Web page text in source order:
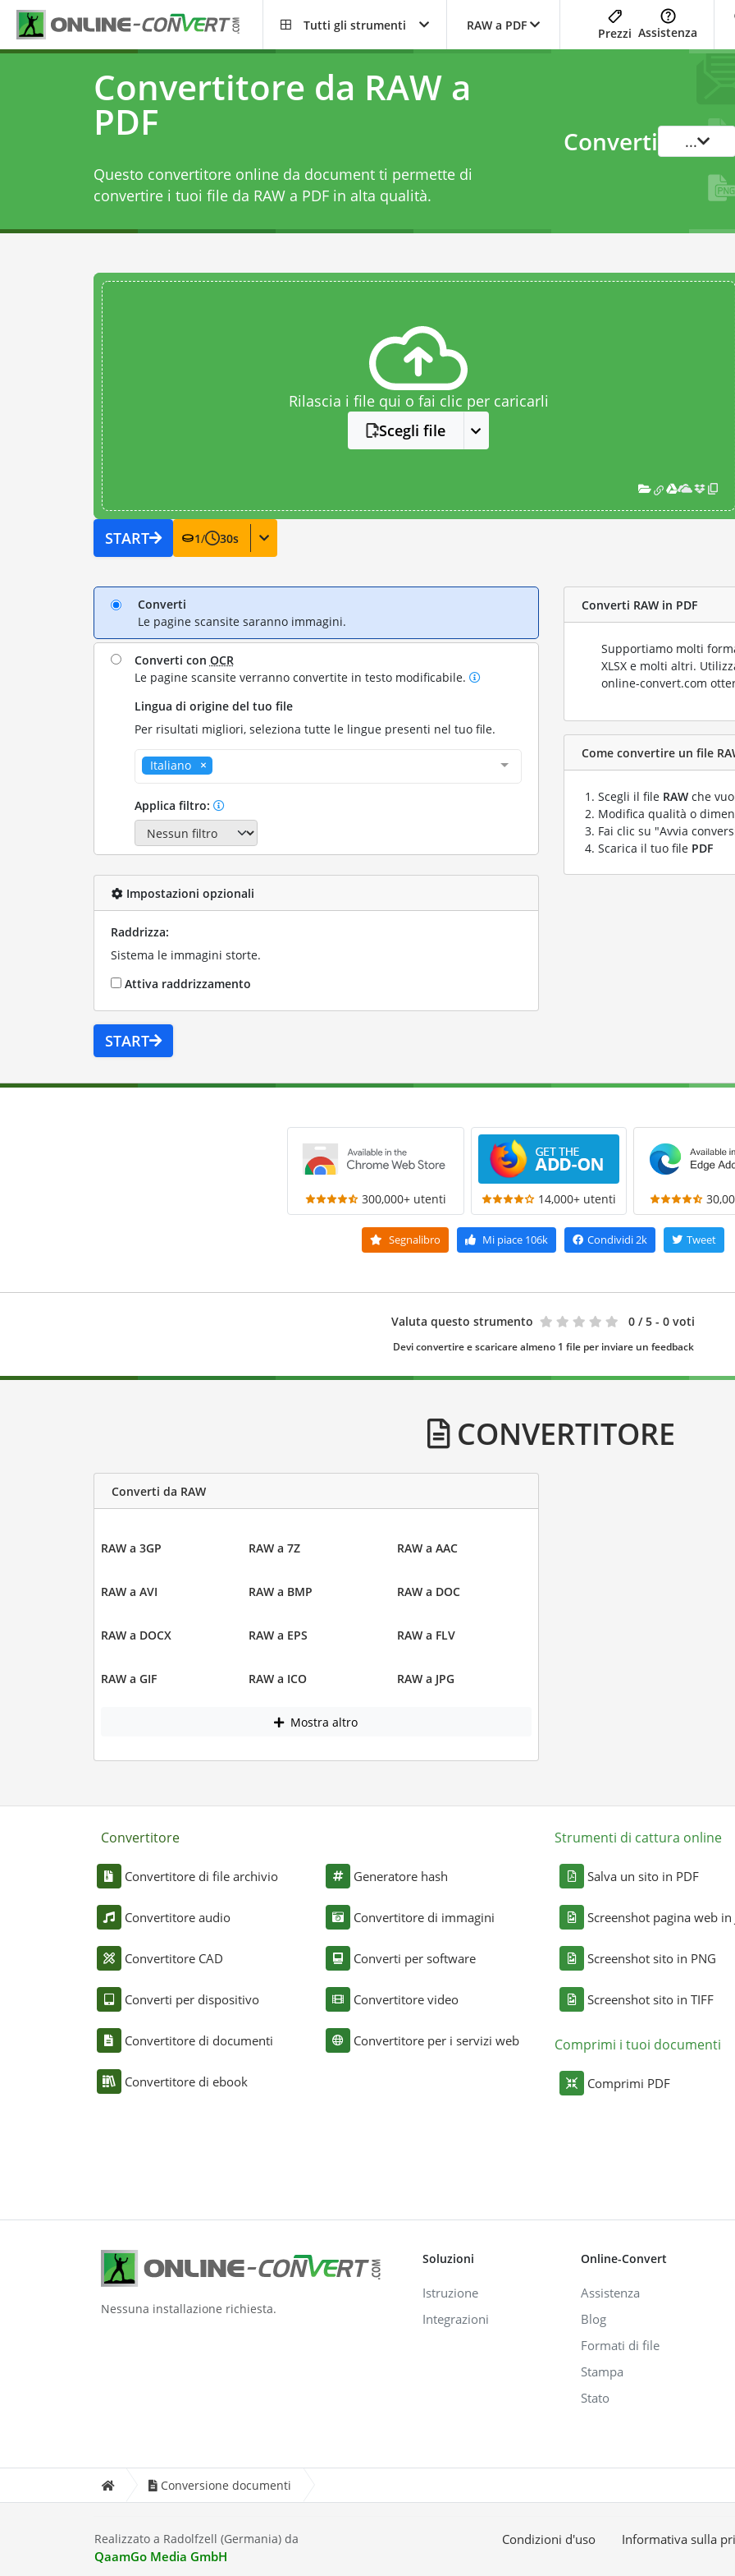
Tutti gli strumenti RAW a PDF
Prezzi Assistenza
Convertitore da RAW a
PDF
Questo convertitore online da document ti permette di
convertire i tuoi file da RAW a PDF in alta qualità.
Converti ...
Rilascia i file qui o fai clic per caricarli
Scegli file
START 1/ 30s
Converti
Le pagine scansite saranno immagini.
Converti con OCR
Le pagine scansite verranno convertite in testo modificabile.
Lingua di origine del tuo file
Per risultati migliori, seleziona tutte le lingue presenti nel tuo file.
Italiano
Applica filtro:
Impostazioni opzionali
Raddrizza:
Sistema le immagini storte.
Attiva raddrizzamento
START
Converti RAW in PDF
Supportiamo molti
XLSX e molti altri.
online-convert.com
Come convertire un file
Scegli il file RAW che
Modifica qualità o
Fai clic su "Avvia
Scarica il tuo file PDF
300,000+ utenti 14,000+ utenti
Segnalibro Mi piace 106k Condividi2k Tweet
Valuta questo strumento 0 / 5 - 0 voti
Devi convertire e scaricare almeno 1 file per inviare un feedback
CONVERTITORE
Converti da RAW
RAW a 3GP RAW a 7Z RAW a AAC
RAW a AVI RAW a BMP RAW a DOC
RAW a DOCX RAW a EPS RAW a FLV
RAW a GIF RAW a ICO RAW a JPG
Mostra altro
Convertitore
Convertitore di file archivio
Convertitore audio
Convertitore CAD
Converti per dispositivo
Convertitore di documenti
Convertitore di ebook
Generatore hash
Convertitore di immagini
Converti per software
Convertitore video
Convertitore per i servizi web
Strumenti di cattura online
Salva un sito in PDF
Screenshot pagina web in
Screenshot sito in PNG
Screenshot sito in TIFF
Comprimi i tuoi documenti
Comprimi PDF
Nessuna installazione richiesta.
Soluzioni
Istruzione
Integrazioni
Online-Convert
Assistenza
Blog
Formati di file
Stampa
Stato
Conversione documenti
Realizzato a Radolfzell (Germania) da
QaamGo Media GmbH
Condizioni d'uso Informativa sulla